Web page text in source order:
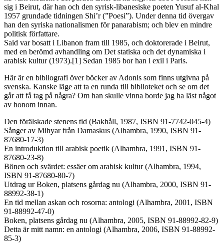
sig i Beirut, där han och den syrisk-libanesiske poeten Yusuf al-Khal
1957 grundade tidningen Shi’r (”Poesi”). Under denna tid övergav
han den syriska nationalismen för panarabism; och blev en mindre
politisk författare.
Said var bosatt i Libanon fram till 1985, och doktorerade i Beirut,
med en berömd avhandling om Det statiska och det dynamiska i
arabisk kultur (1973).[1] Sedan 1985 bor han i exil i Paris.
Här är en bibliografi över böcker av Adonis som finns utgivna på
svenska. Kanske läge att ta en runda till biblioteket och se om det
går att få tag på några? Om han skulle vinna borde jag ha läst något
av honom innan.
Den förälskade stenens tid (Bakhåll, 1987, ISBN 91-7742-045-4)
Sånger av Mihyar från Damaskus (Alhambra, 1990, ISBN 91-
87680-17-3)
En introduktion till arabisk poetik (Alhambra, 1991, ISBN 91-
87680-23-8)
Bönen och svärdet: essäer om arabisk kultur (Alhambra, 1994,
ISBN 91-87680-80-7)
Utdrag ur Boken, platsens gårdag nu (Alhambra, 2000, ISBN 91-
88992-38-1)
En tid mellan askan och rosorna: antologi (Alhambra, 2001, ISBN
91-88992-47-0)
Boken, platsens gårdag nu (Alhambra, 2005, ISBN 91-88992-82-9)
Detta är mitt namn: en antologi (Alhambra, 2006, ISBN 91-88992-
85-3)